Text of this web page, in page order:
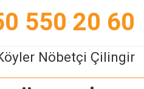
550 20 60
Nöbetçi Çilingir